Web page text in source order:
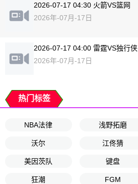
2026-07-17 04:30 火箭VS篮网
2026年-07月-17日
2026-07-17 04:00 雷霆VS独行侠
2026年-07月-17日
热门标签
NBA法律 浅野拓磨
沃尔 江佟猜
美因茨队 键盘
狂潮 FGM